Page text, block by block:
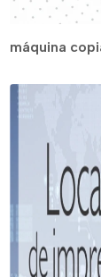
máquina